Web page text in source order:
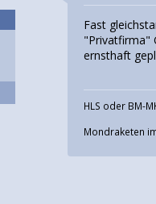
Fast
"Privatfirma"
ernsthaft
HLS oder BM-
Mondraketen